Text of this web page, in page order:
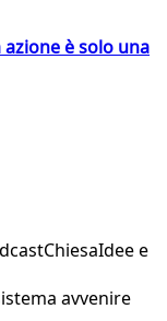
è solo una
ChiesaIdee e
avvenire